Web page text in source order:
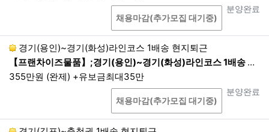
진행상태
분양완료
상담
채용마감(추가모집 대기중)
경기(용인)~경기(화성)라인코스 1배송 현지퇴근
【프랜차이즈물품】;경기(용인)~경기(화성)라인코스 1배송 현지퇴근;22:00~05:00 1배송 현지퇴근
355만원 (완제) +유보금최대35만
진행상태
분양완료
상담
채용마감(추가모집 대기중)